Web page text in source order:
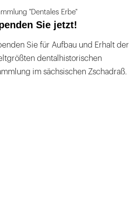
"Dentales Erbe"
Sie jetzt!
Sie für Aufbau und Erhalt der
dentalhistorischen
im sächsischen Zschadraß.